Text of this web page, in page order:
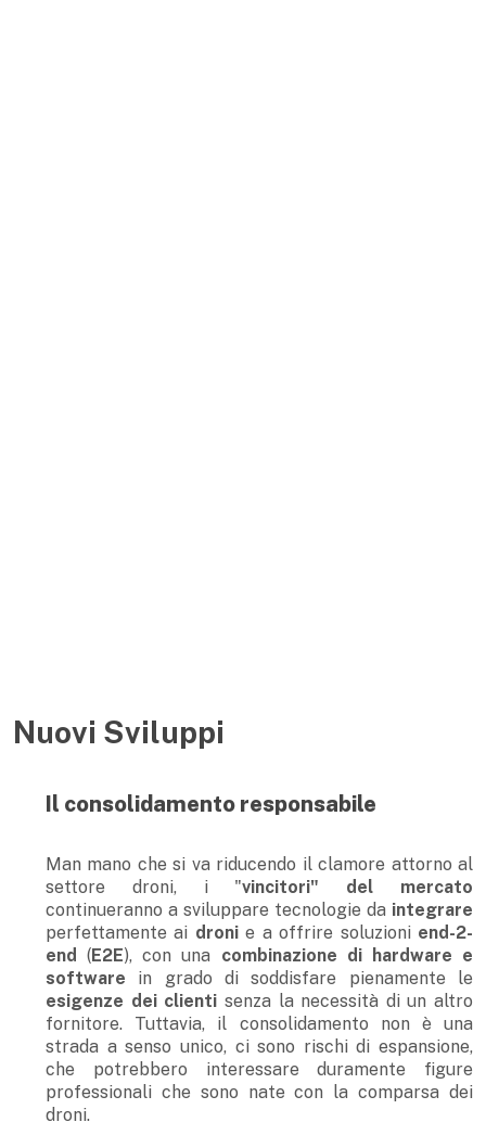
Nuovi Sviluppi
Il consolidamento responsabile
Man mano che si va riducendo il clamore attorno al
settore droni, i "vincitori" del mercato
continueranno a sviluppare tecnologie da integrare
perfettamente ai dronie a offrire soluzioni end-2-
end (E2E), con una combinazione di hardware e
software in grado di soddisfare pienamente le
esigenze dei clienti senza la necessità di un altro
fornitore. Tuttavia, il consolidamento non è una
strada a senso unico, ci sono rischi di espansione,
che potrebbero interessare duramente figure
professionali che sono nate con la comparsa dei
droni.